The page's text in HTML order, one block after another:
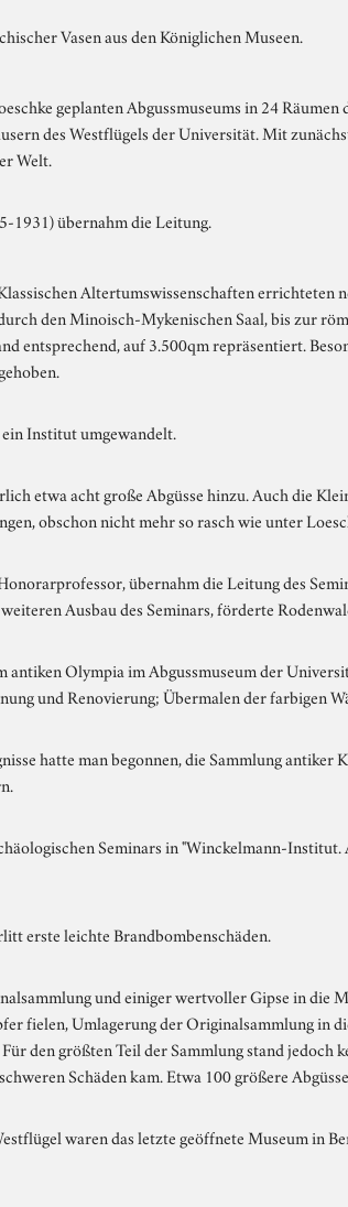
Vasen aus den Königlichen Museen.
geplanten Abgussmuseums in 24 Räumen
des Westflügels der Universität. Mit
Welt.
1931) übernahm die Leitung.
Altertumswissenschaften errichteten
den Minoisch-Mykenischen Saal, bis zur
entsprechend, auf 3.500qm repräsentiert.
Institut umgewandelt.
etwa acht große Abgüsse hinzu. Auch die
obschon nicht mehr so rasch wie unter
übernahm die Leitung des
Ausbau des Seminars, förderte
antiken Olympia im Abgussmuseum der
und Renovierung; Übermalen der farbigen
hatte man begonnen, die Sammlung
Seminars in "Winckelmann-
erste leichte Brandbombenschäden.
und einiger wertvoller Gipse in die
fielen, Umlagerung der Originalsammlung in
den größten Teil der Sammlung stand jedoch
Schäden kam. Etwa 100 größere
waren das letzte geöffnete Museum in